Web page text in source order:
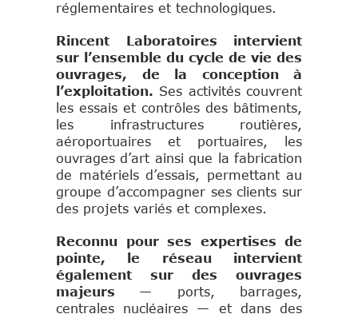
réglementaires et technologiques.
Rincent Laboratoires intervient
sur l’ensemble du cycle de vie des
ouvrages, de la conception à
l’exploitation. Ses activités couvrent
les essais et contrôles des bâtiments,
les infrastructures routières,
aéroportuaires et portuaires, les
ouvrages d’art ainsi que la fabrication
de matériels d’essais, permettant au
groupe d’accompagner ses clients sur
des projets variés et complexes.
Reconnu pour ses expertises de
pointe, le réseau intervient
également sur des ouvrages
majeurs — ports, barrages,
centrales nucléaires — et dans des